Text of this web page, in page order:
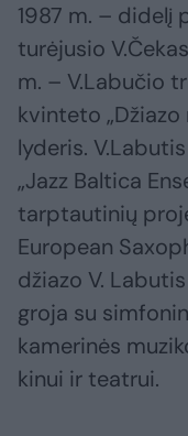
1987 m. – didelį
turėjusio
m. – V.Labučio
kvinteto
lyderis.
„Jazz Baltica
tarptautinių
European
džiazo V.
groja su
kamerinės
kinui ir teatrui.